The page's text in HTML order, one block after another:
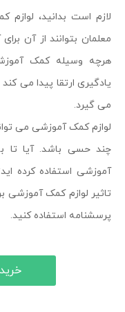
لازم است بدانید،
معلمان بتوانند از آن
هرچه وسیله کمک
یادگیری ارتقا پیدا می
می گیرد.
لوازم کمک آموزشی می
چند حسی باشد. آیا تا
آموزشی استفاده کرده
تاثیر لوازم کمک آموزشی
پرسشنامه استفاده کنید.